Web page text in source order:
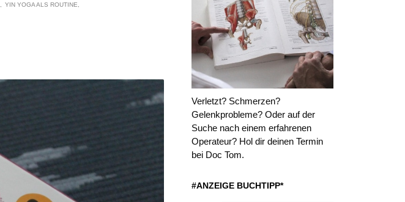
YIN YOGA ALS ROUTINE
Verletzt? Schmerzen?
Gelenkprobleme? Oder auf der
Suche nach einem erfahrenen
Operateur? Hol dir deinen Termin
bei Doc Tom.
#ANZEIGE BUCHTIPP*